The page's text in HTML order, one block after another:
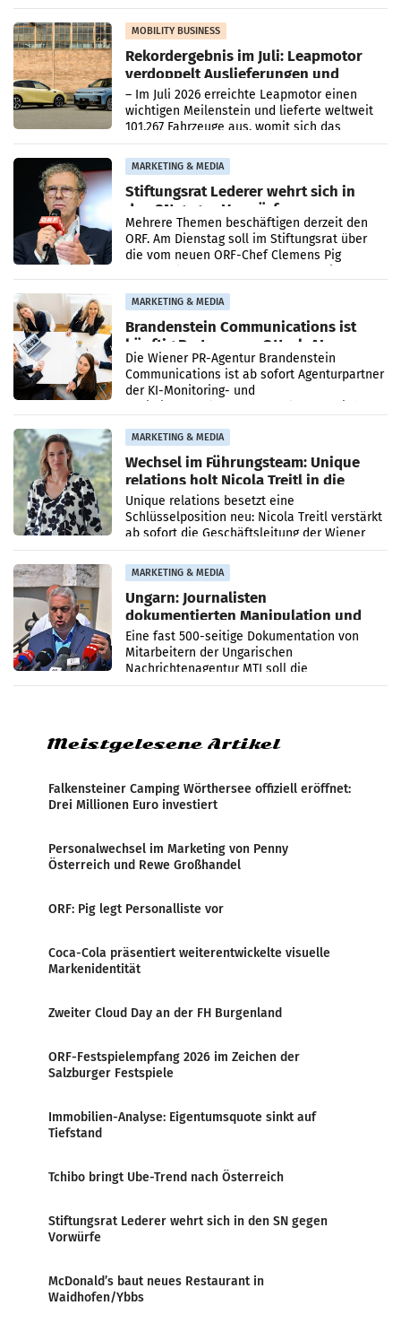
Bundeswettbewerbsbehörde und der
Bundeskartellanwalt
MOBILITY BUSINESS
Rekordergebnis im Juli: Leapmotor
verdoppelt Auslieferungen und
überschreitet die 100.000er-Marke
– Im Juli 2026 erreichte Leapmotor einen
wichtigen Meilenstein und lieferte weltweit
101.267 Fahrzeuge aus, womit sich das
Ergebnis gegenüber Juli 2025 mehr als
verdoppelte (+102
MARKETING & MEDIA
Stiftungsrat Lederer wehrt sich in
den SN gegen Vorwürfe
Mehrere Themen beschäftigen derzeit den
ORF. Am Dienstag soll im Stiftungsrat über
die vom neuen ORF-Chef Clemens Pig
MARKETING & MEDIA
Brandenstein Communications ist
künftig Partner von OtterlyAI
Die Wiener PR-Agentur Brandenstein
Communications ist ab sofort Agenturpartner
der KI-Monitoring- und
MARKETING & MEDIA
Wechsel im Führungsteam: Unique
relations holt Nicola Treitl in die
Geschäftsleitung
Unique relations besetzt eine
Schlüsselposition neu: Nicola Treitl verstärkt
ab sofort die Geschäftsleitung der Wiener
PR-Agentur an der Seite von Josef Kalina und
Anna Kalina-Mahr.
MARKETING & MEDIA
Ungarn: Journalisten
dokumentierten Manipulation und
Zensur
Eine fast 500-seitige Dokumentation von
Mitarbeitern der Ungarischen
Nachrichtenagentur MTI soll die
systematische Nachrichten-Manipulation und
Meistgelesene Artikel
Falkensteiner Camping Wörthersee offiziell eröffnet:
Drei Millionen Euro investiert
Personalwechsel im Marketing von Penny
Österreich und Rewe Großhandel
ORF: Pig legt Personalliste vor
Coca-Cola präsentiert weiterentwickelte visuelle
Markenidentität
Zweiter Cloud Day an der FH Burgenland
ORF-Festspielempfang 2026 im Zeichen der
Salzburger Festspiele
Immobilien-Analyse: Eigentumsquote sinkt auf
Tiefstand
Tchibo bringt Ube-Trend nach Österreich
Stiftungsrat Lederer wehrt sich in den SN gegen
Vorwürfe
McDonald’s baut neues Restaurant in
Waidhofen/Ybbs